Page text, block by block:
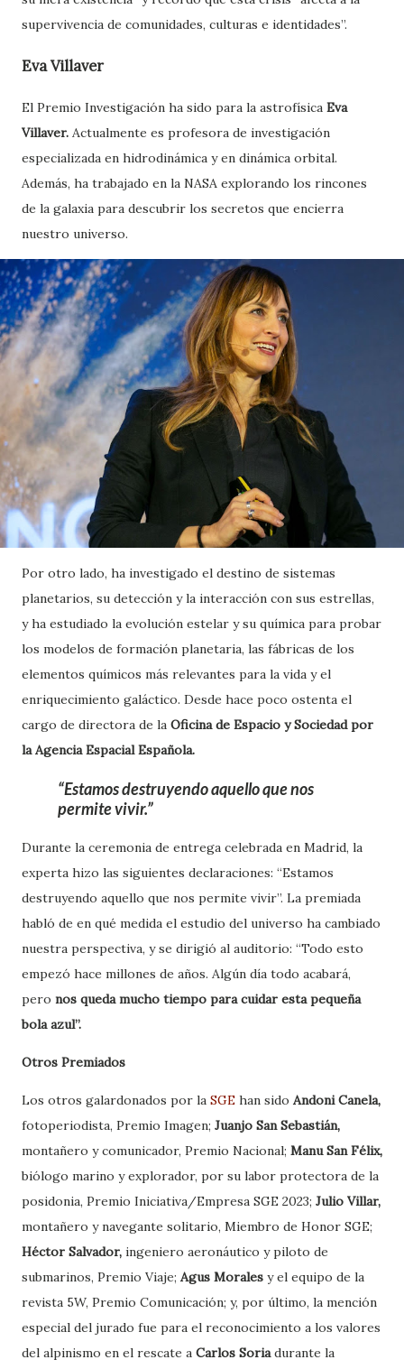
supervivencia de comunidades, culturas e identidades”.
Eva Villaver
El Premio Investigación ha sido para la astrofísica Eva
Villaver. Actualmente es profesora de investigación
especializada en hidrodinámica y en dinámica orbital.
Además, ha trabajado en la NASA explorando los rincones
de la galaxia para descubrir los secretos que encierra
nuestro universo.
Por otro lado, ha investigado el destino de sistemas
planetarios, su detección y la interacción con sus estrellas,
y ha estudiado la evolución estelar y su química para probar
los modelos de formación planetaria, las fábricas de los
elementos químicos más relevantes para la vida y el
enriquecimiento galáctico. Desde hace poco ostenta el
cargo de directora de la Oficina de Espacio y Sociedad por
la Agencia Espacial Española.
Estamos destruyendo aquello que nos
permite vivir.
Durante la ceremonia de entrega celebrada en Madrid, la
experta hizo las siguientes declaraciones: “Estamos
destruyendo aquello que nos permite vivir”. La premiada
habló de en qué medida el estudio del universo ha cambiado
nuestra perspectiva, y se dirigió al auditorio: “Todo esto
empezó hace millones de años. Algún día todo acabará,
pero nos queda mucho tiempo para cuidar esta pequeña
bola azul”.
Otros Premiados
Los otros galardonados por la SGE han sido Andoni Canela,
fotoperiodista, Premio Imagen; Juanjo San Sebastián,
montañero y comunicador, Premio Nacional; Manu San Félix,
biólogo marino y explorador, por su labor protectora de la
posidonia, Premio Iniciativa/Empresa SGE 2023; Julio Villar,
montañero y navegante solitario, Miembro de Honor SGE;
Héctor Salvador, ingeniero aeronáutico y piloto de
submarinos, Premio Viaje; Agus Morales y el equipo de la
revista 5W, Premio Comunicación; y, por último, la mención
especial del jurado fue para el reconocimiento a los valores
del alpinismo en el rescate a Carlos Soriadurante la